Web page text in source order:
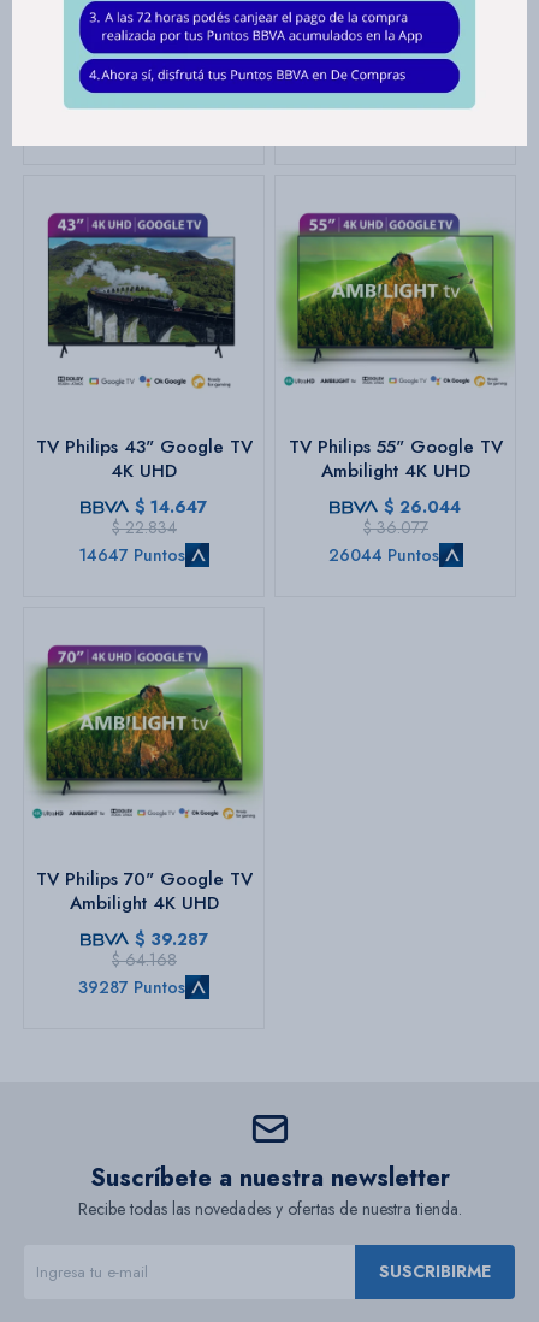
Smart TV Philips Google
32"
$ 7.986
$ 11.999
Soporte de pared para
TV Philips Hasta 84"
$
$ 1.685
TV Philips 43" Google TV
4K UHD
$ 14.647
$ 22.834
14647 Puntos
TV Philips 55" Google TV
Ambilight 4K UHD
$ 26.044
$ 36.077
26044 Puntos
TV Philips 70" Google TV
Ambilight 4K UHD
$ 39.287
$ 64.168
39287 Puntos
Suscríbete a nuestra newsletter
Recibe todas las novedades y ofertas de nuestra tienda.
SUSCRIBIRME